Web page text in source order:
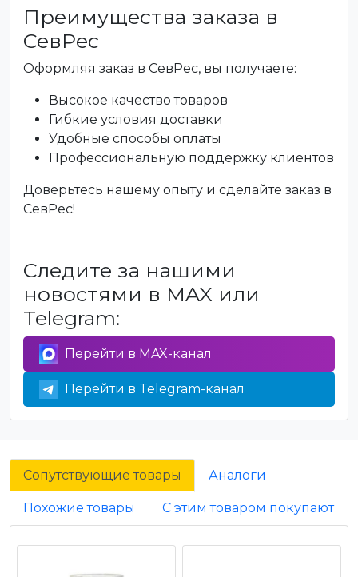
Преимущества заказа в
СевРес
Оформляя заказ в СевРес, вы получаете:
Высокое качество товаров
Гибкие условия доставки
Удобные способы оплаты
Профессиональную поддержку клиентов
Доверьтесь нашему опыту и сделайте заказ в
СевРес!
Следите за нашими
новостями в MAX или
Telegram:
Перейти в MAX-канал
Перейти в Telegram-канал
Сопутствующие товары Аналоги
Похожие товары С этим товаром покупают